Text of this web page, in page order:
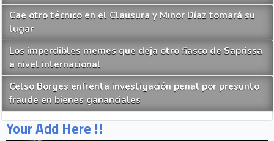
Cae otro técnico en el Clausura y Minor Díaz tomará su
lugar
Los imperdibles memes que deja otro fiasco de Saprissa
a nivel internacional
Celso Borges enfrenta investigación penal por presunto
fraude en bienes gananciales
Your Add Here !!